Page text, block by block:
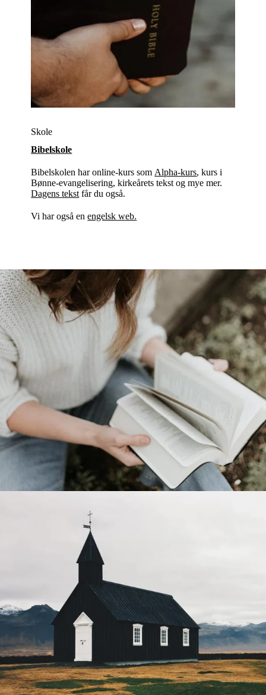
Skole
Bibelskole
Bibelskolen har online-kurs som Alpha-kurs, kurs i
Bønne-evangelisering, kirkeårets tekst og mye mer.
Dagens tekst får du også.
Vi har også enengelsk web.